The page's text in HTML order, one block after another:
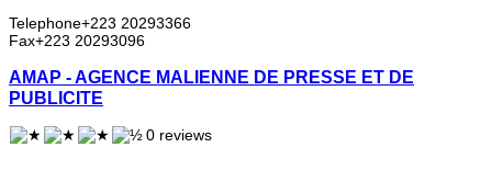
Telephone+223 20293366
Fax+223 20293096
AMAP - AGENCE MALIENNE DE PRESSE ET DE
PUBLICITE
0 reviews